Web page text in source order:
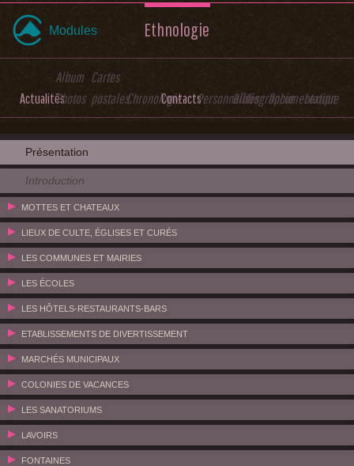
Modules Ethnologie
Actualités
Album
Photos
Cartes
postalesChronologieContactsPersonnalitésBibliographieDocumentation
Lexique
Présentation
Introduction
MOTTES ET CHATEAUX
LIEUX DE CULTE, ÉGLISES ET CURÉS
LES COMMUNES ET MAIRIES
LES ÉCOLES
LES HÔTELS-RESTAURANTS-BARS
ETABLISSEMENTS DE DIVERTISSEMENT
MARCHÉS MUNICIPAUX
COLONIES DE VACANCES
LES SANATORIUMS
LAVOIRS
FONTAINES